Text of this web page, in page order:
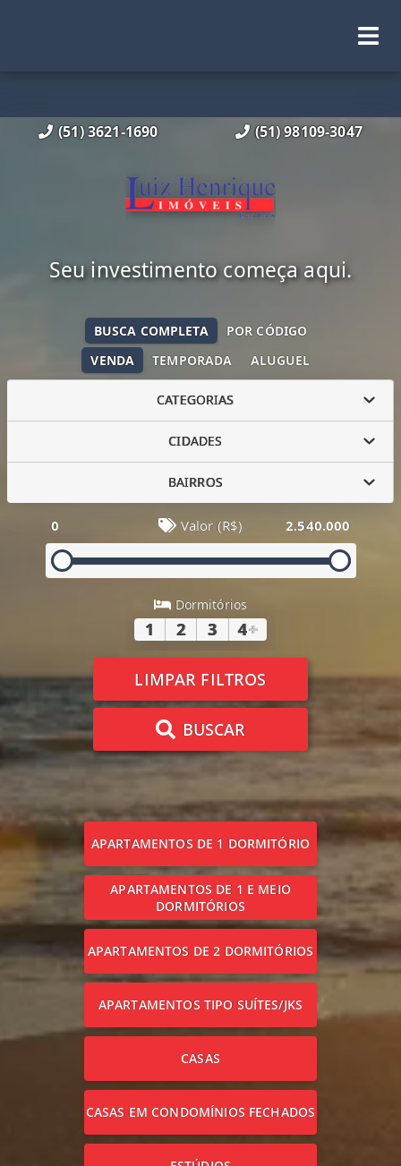
(51) 3621-1690 (51) 98109-3047
Seu investimento começa aqui.
VENDA TEMPORADA ALUGUEL
BUSCA COMPLETA POR CÓDIGO
CATEGORIAS
CIDADES
BAIRROS
0 Valor (R$) 2.540.000
Dormitórios
1 2 3 4+
LIMPAR FILTROS
BUSCAR
APARTAMENTOS DE 1 DORMITÓRIO
APARTAMENTOS DE 1 E MEIO
DORMITÓRIOS
APARTAMENTOS DE 2 DORMITÓRIOS
APARTAMENTOS TIPO SUÍTES/JKS
CASAS
CASAS EM CONDOMÍNIOS FECHADOS